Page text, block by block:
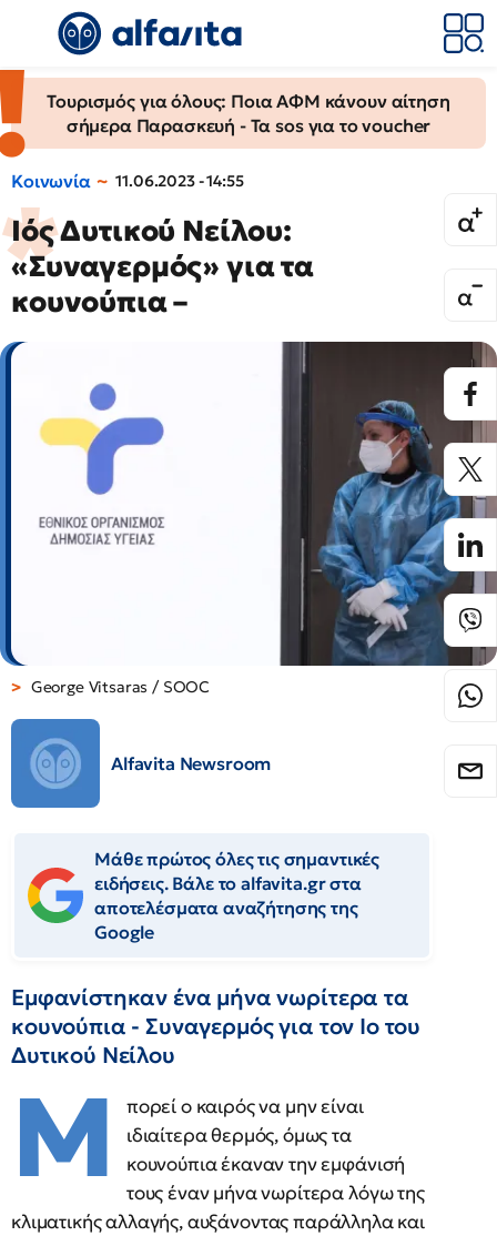
Τουρισμός για όλους: Ποια ΑΦΜ κάνουν αίτηση
σήμερα Παρασκευή - Τα sos για το voucher
Κοινωνία 11.06.2023 - 14:55
Ιός Δυτικού Νείλου:
«Συναγερμός» για τα
κουνούπια –
George Vitsaras / SOOC
Alfavita Newsroom
Μάθε πρώτος όλες τις σημαντικές
ειδήσεις. Βάλε το alfavita.gr στα
αποτελέσματα αναζήτησης της
Google
Εμφανίστηκαν ένα μήνα νωρίτερα τα
κουνούπια - Συναγερμός για τον Ιο του
Δυτικού Νείλου
Μ
πορεί ο καιρός να μην είναι
ιδιαίτερα θερμός, όμως τα
κουνούπια έκαναν την εμφάνισή
τους έναν μήνα νωρίτερα λόγω της
κλιματικής αλλαγής, αυξάνοντας παράλληλα και